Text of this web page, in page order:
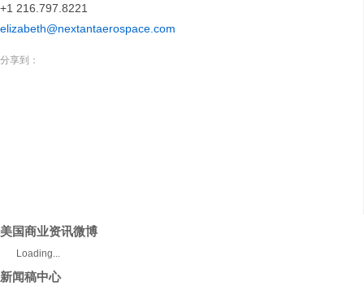
+1 216.797.8221
elizabeth@nextantaerospace.com
分享到：
美国商业资讯微博
Loading...
新闻稿中心